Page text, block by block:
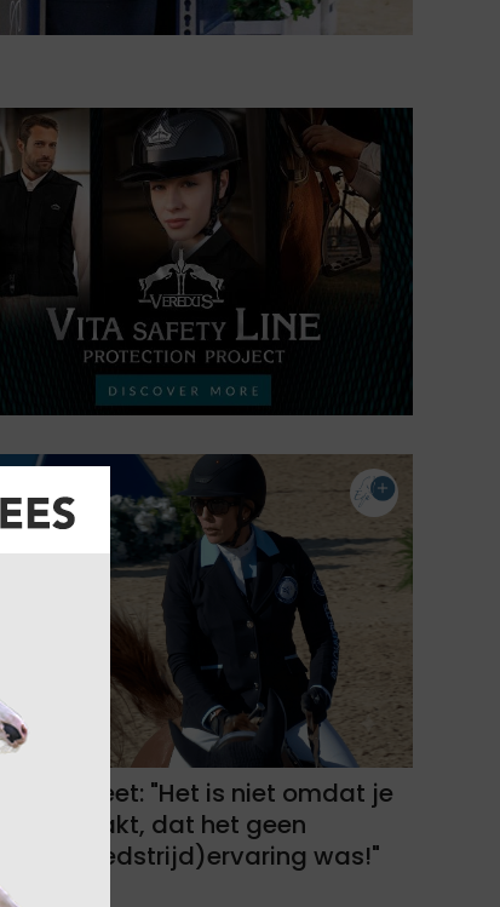
Patteet: "Het is niet omdat je
fout maakt, dat het geen
(wedstrijd)ervaring was!"
2026